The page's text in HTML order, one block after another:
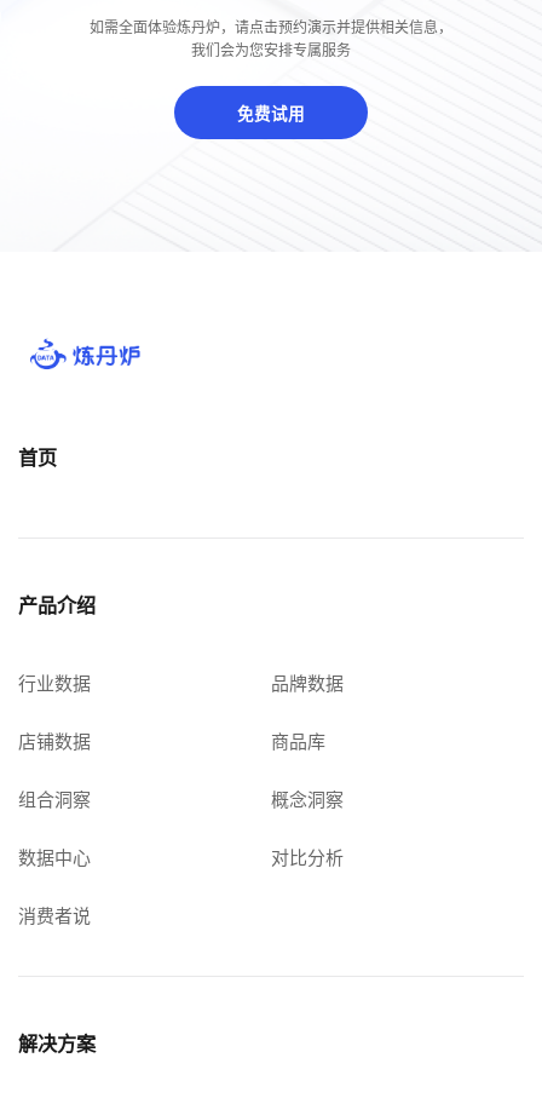
如需全面体验炼丹炉，请点击预约演示并提供相关信息，
我们会为您安排专属服务
免费试用
首页
产品介绍
行业数据 品牌数据
店铺数据 商品库
组合洞察 概念洞察
数据中心 对比分析
消费者说
解决方案